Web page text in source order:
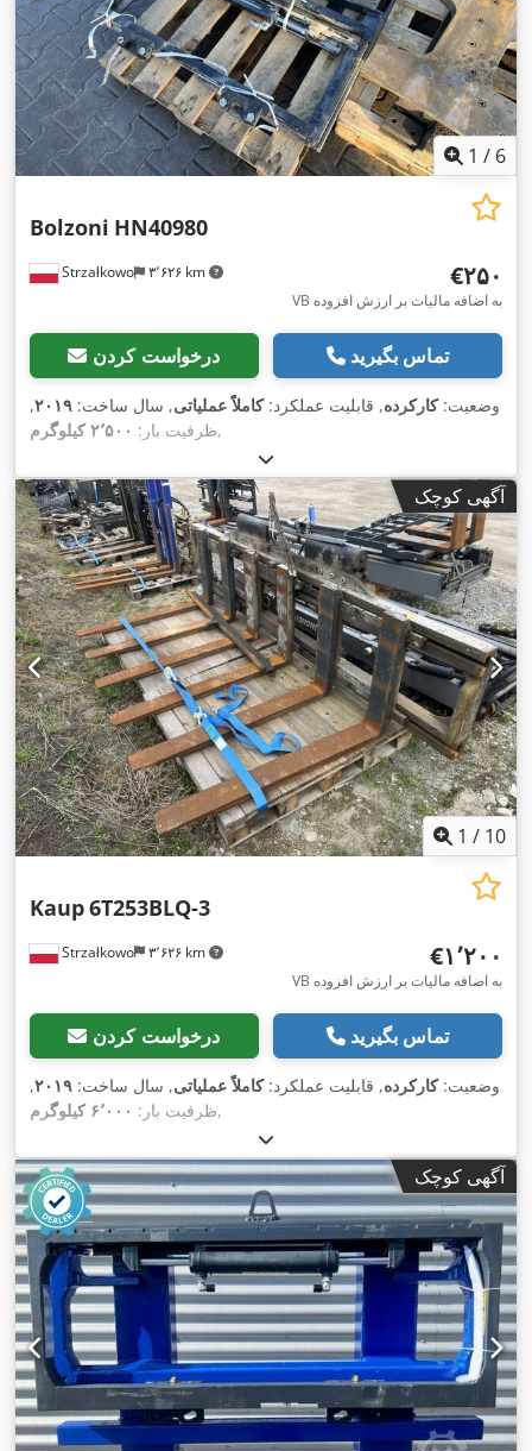
1 / 6
Strzałkowo ۳٬۶۲۶ km
Bolzoni HN40980
‎€۲۵۰
VB به اضافه مالیات بر ارزش افزوده
درخواست کردن تماس بگیرید
وضعیت:کارکرده, قابلیت عملکرد:کاملاً عملیاتی, سال ساخت: ۲۰۱۹,
ظرفیت بار: ۲٬۵۰۰ کیلوگرم ,
آگهی کوچک
1 / 10
Strzałkowo ۳٬۶۲۶ km
Kaup6T253BLQ-3
‎€۱٬۲۰۰
VB به اضافه مالیات بر ارزش افزوده
درخواست کردن تماس بگیرید
وضعیت:کارکرده, قابلیت عملکرد:کاملاً عملیاتی, سال ساخت: ۲۰۱۹,
ظرفیت بار: ۶٬۰۰۰ کیلوگرم ,
آگهی کوچک